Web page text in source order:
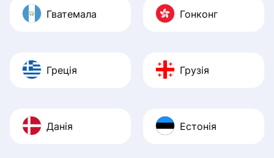
Гватемала Гонконг
Греція Грузія
Данія Естонія